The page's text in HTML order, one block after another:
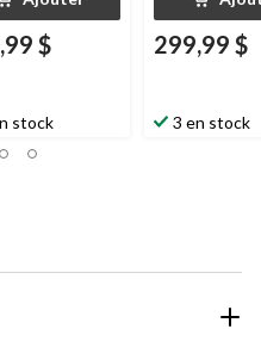
$
stock
299,99 $
3 en stock